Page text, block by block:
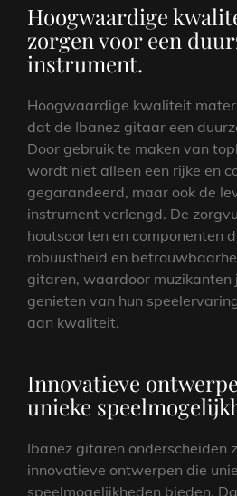
Hoogwaardige
zorgen voor een
instrument.
Hoogwaardige kwaliteit
dat de Ibanez gitaar een
Door gebruik te maken van
wordt niet alleen een rijke en
gegarandeerd, maar ook de
instrument verlengd. De
houtsoorten en componenten
robuustheid en
gitaren, waardoor muzikanten
genieten van hun
aan kwaliteit.
Innovatieve
unieke
Ibanez gitaren onderscheiden
innovatieve ontwerpen die
speelmogelijkheden bieden.